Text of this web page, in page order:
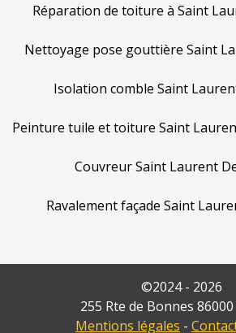
Réparation de toiture à Saint
Nettoyage pose gouttière Saint
Isolation comble Saint
Peinture tuile et toiture Saint
Couvreur Saint Laurent
Ravalement façade Saint
©2024 - 2026
255 Rte de Bonnes
Mentions légales -